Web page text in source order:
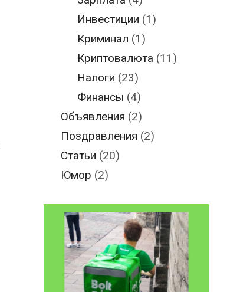
Инвестиции (1)
Криминал (1)
Криптовалюта (11)
Налоги (23)
Финансы (4)
Объявления (2)
Поздравления (2)
Статьи (20)
Юмор (2)